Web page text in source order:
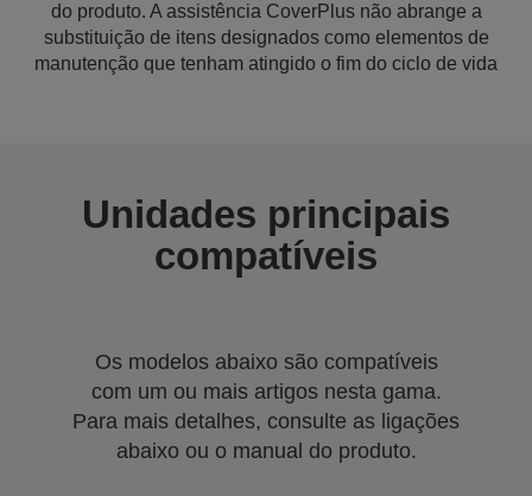
do produto. A assistência CoverPlus não abrange a
substituição de itens designados como elementos de
manutenção que tenham atingido o fim do ciclo de vida
Unidades principais
compatíveis
Os modelos abaixo são compatíveis
com um ou mais artigos nesta gama.
Para mais detalhes, consulte as ligações
abaixo ou o manual do produto.